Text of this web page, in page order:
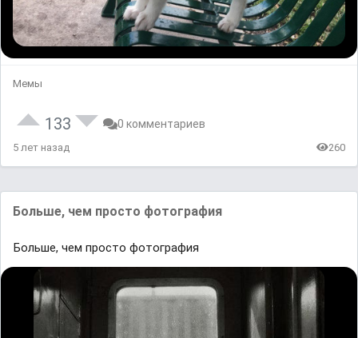
Мемы
133 0 комментариев
5 лет назад 260
Больше, чем просто фотография
Больше, чем просто фотография